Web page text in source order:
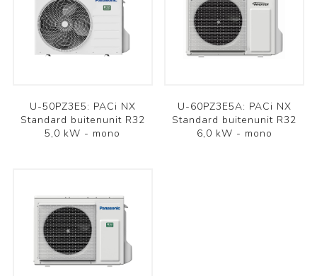
U-50PZ3E5: PACi NX
Standard buitenunit R32
5,0 kW - mono
U-60PZ3E5A: PACi NX
Standard buitenunit R32
6,0 kW - mono